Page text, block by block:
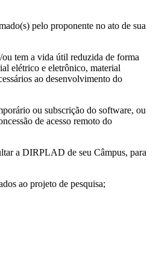
pelo proponente no ato de sua
tem a vida útil reduzida de forma
elétrico e eletrônico, material
ao desenvolvimento do
ou subscrição do software, ou
de acesso remoto do
a DIRPLAD de seu Câmpus, para
ao projeto de pesquisa;